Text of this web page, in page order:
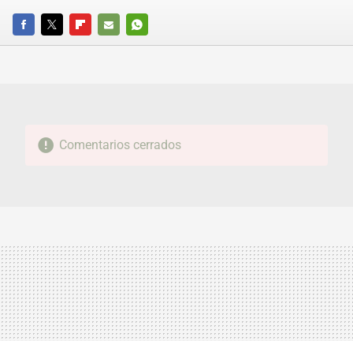
FACEBOOKTWITTERFLIPBOARD
E-
WHATSAPP
Comentarios cerrados